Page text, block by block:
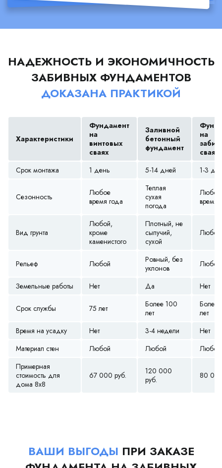
НАДЕЖНОСТЬ И ЭКОНОМИЧНОСТЬ
ЗАБИВНЫХ ФУНДАМЕНТОВ
ДОКАЗАНА ПРАКТИКОЙ
Характеристики
Фундамент
на
винтовых
сваях
Заливной
бетонный
фундамент
на
сваях
Срок монтажа
1 день 5-14 дней 1-3
Сезонность
Любое
время года
Теплая
сухая
погода
Любое
время
Вид грунта
Любой,
кроме
каменистого
Плотный, не
сыпучий,
сухой
Любой
Рельеф Любой
Ровный, без
уклонов
Любой
Земельные работы Нет Да Нет
Срок службы 75 лет
Более 100
лет
Более
лет
Время на усадку
Нет 3-4 недели
Нет
Материал стен
Любой Любой
Любой
Примерная
стоимость для
дома 8х8
67 000 руб.
120 000
руб.
80
ВАШИ ВЫГОДЫ ПРИ ЗАКАЗЕ